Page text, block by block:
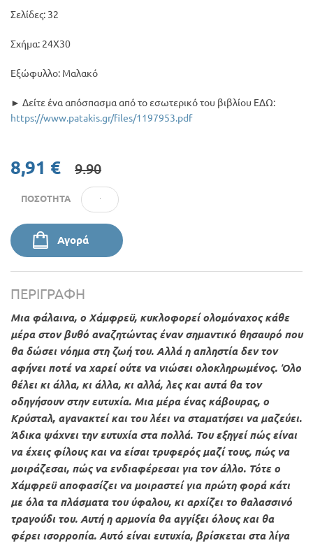
Σελίδες: 32
Σχήμα: 24Χ30
Εξώφυλλο: Μαλακό
► Δείτε ένα απόσπασμα από το εσωτερικό του βιβλίου ΕΔΩ:
https://www.patakis.gr/files/1197953.pdf
8,91 € 9.90
ΠΟΣΌΤΗΤΑ
Αγορά
ΠΕΡΙΓΡΑΦΉ
Μια φάλαινα, ο Χάμφρεϋ, κυκλοφορεί ολομόναχος κάθε
μέρα στον βυθό αναζητώντας έναν σημαντικό θησαυρό που
θα δώσει νόημα στη ζωή του. Αλλά η απληστία δεν τον
αφήνει ποτέ να χαρεί ούτε να νιώσει ολοκληρωμένος. Όλο
θέλει κι άλλα, κι άλλα, κι αλλά, λες και αυτά θα τον
οδηγήσουν στην ευτυχία. Μια μέρα ένας κάβουρας, ο
Κρύσταλ, αγανακτεί και του λέει να σταματήσει να μαζεύει.
Άδικα ψάχνει την ευτυχία στα πολλά. Του εξηγεί πώς είναι
να έχεις φίλους και να είσαι τρυφερός μαζί τους, πώς να
μοιράζεσαι, πώς να ενδιαφέρεσαι για τον άλλο. Τότε ο
Χάμφρεϋ αποφασίζει να μοιραστεί για πρώτη φορά κάτι
με όλα τα πλάσματα του ύφαλου, κι αρχίζει το θαλασσινό
τραγούδι του. Αυτή η αρμονία θα αγγίξει όλους και θα
φέρει ισορροπία. Αυτό είναι ευτυχία, βρίσκεται στα λίγα